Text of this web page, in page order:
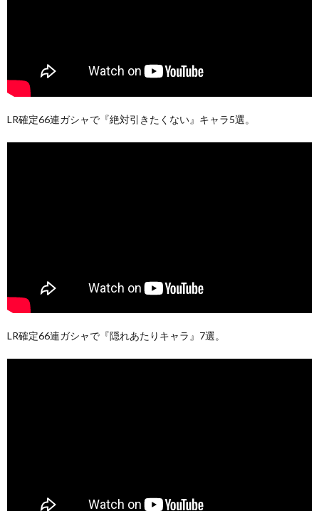
LR確定66連ガシャで『絶対引きたくない』キャラ5選。
LR確定66連ガシャで『隠れあたりキャラ』7選。